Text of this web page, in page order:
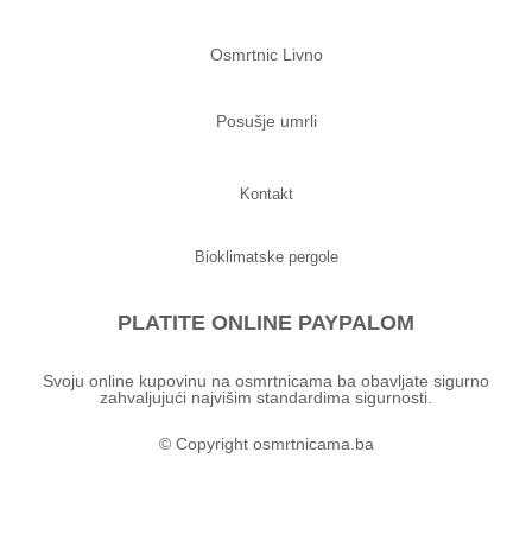
Osmrtnic Livno
Posušje umrli
Kontakt
Bioklimatske pergole
PLATITE ONLINE PAYPALOM
Svoju online kupovinu na osmrtnicama ba obavljate sigurno
zahvaljujući najvišim standardima sigurnosti.
© Copyright osmrtnicama.ba